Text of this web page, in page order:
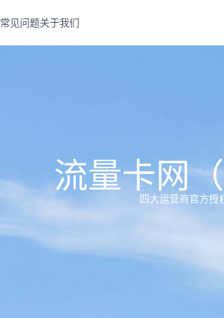
常见问题关于我们
流量卡网
四大运营商官方授